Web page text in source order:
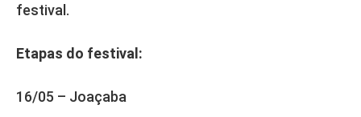
festival.
Etapas do festival:
16/05 – Joaçaba